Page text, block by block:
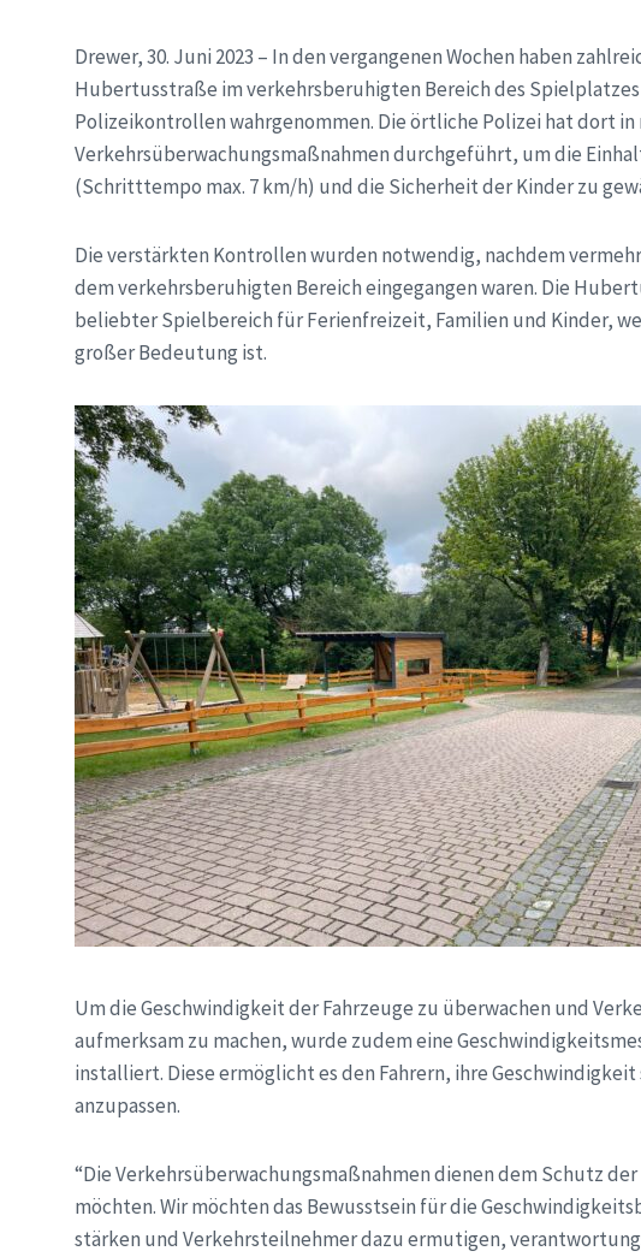
Drewer, 30. Juni 2023 – In den vergangenen Wochen haben
Hubertusstraße im verkehrsberuhigten Bereich des
Polizeikontrollen wahrgenommen. Die örtliche Polizei hat dort
Verkehrsüberwachungsmaßnahmen durchgeführt, um die
(Schritttempo max. 7 km/h) und die Sicherheit der Kinder zu
Die verstärkten Kontrollen wurden notwendig, nachdem
dem verkehrsberuhigten Bereich eingegangen waren. Die
beliebter Spielbereich für Ferienfreizeit, Familien und Kinder,
großer Bedeutung ist.
Um die Geschwindigkeit der Fahrzeuge zu überwachen und
aufmerksam zu machen, wurde zudem eine
installiert. Diese ermöglicht es den Fahrern, ihre
anzupassen.
“Die Verkehrsüberwachungsmaßnahmen dienen dem Schutz
möchten. Wir möchten das Bewusstsein für die
stärken und Verkehrsteilnehmer dazu ermutigen,